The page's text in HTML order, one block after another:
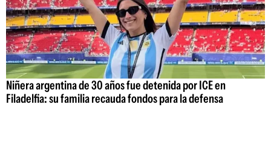
Niñera argentina de 30 años fue detenida por ICE en
Filadelfia: su familia recauda fondos para la defensa